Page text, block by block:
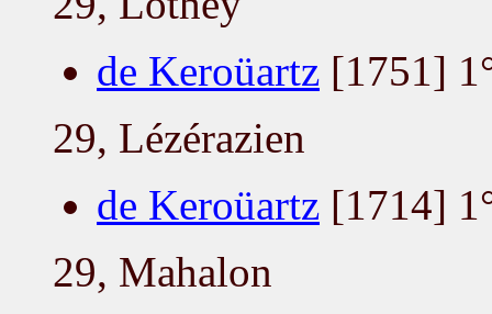
de Keroüartz [1751]
29, Lézérazien
de Keroüartz [1714]
29, Mahalon